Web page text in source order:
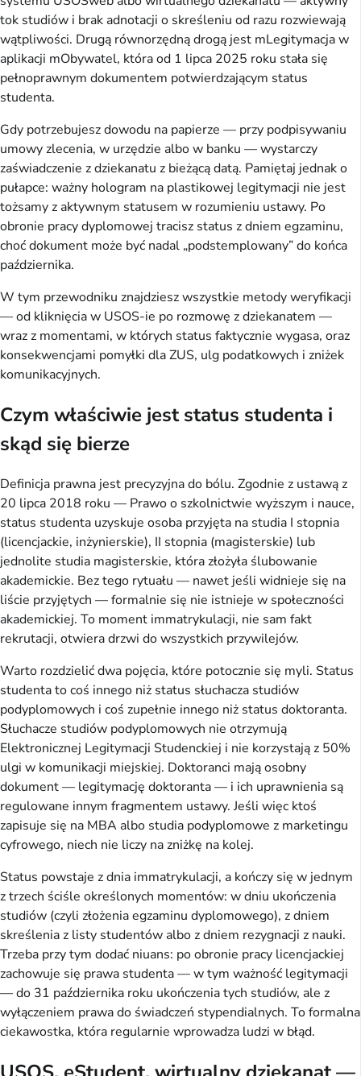
tok studiów i brak adnotacji o skreśleniu od razu rozwiewają
wątpliwości. Drugą równorzędną drogą jest mLegitymacja w
aplikacji mObywatel, która od 1 lipca 2025 roku stała się
pełnoprawnym dokumentem potwierdzającym status
studenta.
Gdy potrzebujesz dowodu na papierze — przy podpisywaniu
umowy zlecenia, w urzędzie albo w banku — wystarczy
zaświadczenie z dziekanatu z bieżącą datą. Pamiętaj jednak o
pułapce: ważny hologram na plastikowej legitymacji nie jest
tożsamy z aktywnym statusem w rozumieniu ustawy. Po
obronie pracy dyplomowej tracisz status z dniem egzaminu,
choć dokument może być nadal „podstemplowany” do końca
października.
W tym przewodniku znajdziesz wszystkie metody weryfikacji
— od kliknięcia w USOS-ie po rozmowę z dziekanatem —
wraz z momentami, w których status faktycznie wygasa, oraz
konsekwencjami pomyłki dla ZUS, ulg podatkowych i zniżek
komunikacyjnych.
Czym właściwie jest status studenta i
skąd się bierze
Definicja prawna jest precyzyjna do bólu. Zgodnie z ustawą z
20 lipca 2018 roku — Prawo o szkolnictwie wyższym i nauce,
status studenta uzyskuje osoba przyjęta na studia I stopnia
(licencjackie, inżynierskie), II stopnia (magisterskie) lub
jednolite studia magisterskie, która złożyła ślubowanie
akademickie. Bez tego rytuału — nawet jeśli widnieje się na
liście przyjętych — formalnie się nie istnieje w społeczności
akademickiej. To moment immatrykulacji, nie sam fakt
rekrutacji, otwiera drzwi do wszystkich przywilejów.
Warto rozdzielić dwa pojęcia, które potocznie się myli. Status
studenta to coś innego niż status słuchacza studiów
podyplomowych i coś zupełnie innego niż status doktoranta.
Słuchacze studiów podyplomowych nie otrzymują
Elektronicznej Legitymacji Studenckiej i nie korzystają z 50%
ulgi w komunikacji miejskiej. Doktoranci mają osobny
dokument — legitymację doktoranta — i ich uprawnienia są
regulowane innym fragmentem ustawy. Jeśli więc ktoś
zapisuje się na MBA albo studia podyplomowe z marketingu
cyfrowego, niech nie liczy na zniżkę na kolej.
Status powstaje z dnia immatrykulacji, a kończy się w jednym
z trzech ściśle określonych momentów: w dniu ukończenia
studiów (czyli złożenia egzaminu dyplomowego), z dniem
skreślenia z listy studentów albo z dniem rezygnacji z nauki.
Trzeba przy tym dodać niuans: po obronie pracy licencjackiej
zachowuje się prawa studenta — w tym ważność legitymacji
— do 31 października roku ukończenia tych studiów, ale z
wyłączeniem prawa do świadczeń stypendialnych. To formalna
ciekawostka, która regularnie wprowadza ludzi w błąd.